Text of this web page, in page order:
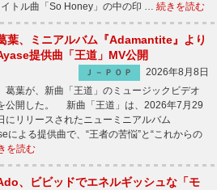
トル曲「So Honey」の中の印 … 続きを読む
葉、ミニアルバム『Adamantite』より
提供曲「王道」MV公開
Ｊ－ＰＯＰ
2026年8月8日
葛葉が、新曲「王道」のミュージックビデオ
公開した。 新曲「王道」は、2026年7月29
にリリースされたニューミニアルバム
による提供曲で、“王者の苦悩”と“これからの
を読む
、ビビッドでエネルギッシュな「モ